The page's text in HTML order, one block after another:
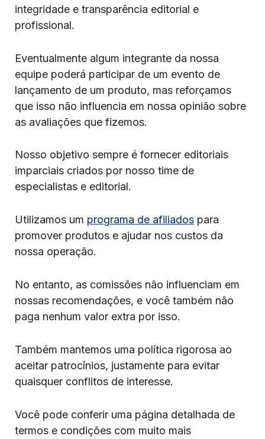
integridade e transparência editorial e
profissional.
Eventualmente algum integrante da nossa
equipe poderá participar de um evento de
lançamento de um produto, mas reforçamos
que isso não influencia em nossa opinião sobre
as avaliações que fizemos.
Nosso objetivo sempre é fornecer editoriais
imparciais criados por nosso time de
especialistas e editorial.
Utilizamos um programa de afiliados para
promover produtos e ajudar nos custos da
nossa operação.
No entanto, as comissões não influenciam em
nossas recomendações, e você também não
paga nenhum valor extra por isso.
Também mantemos uma política rigorosa ao
aceitar patrocínios, justamente para evitar
quaisquer conflitos de interesse.
Você pode conferir uma página detalhada de
termos e condições com muito mais